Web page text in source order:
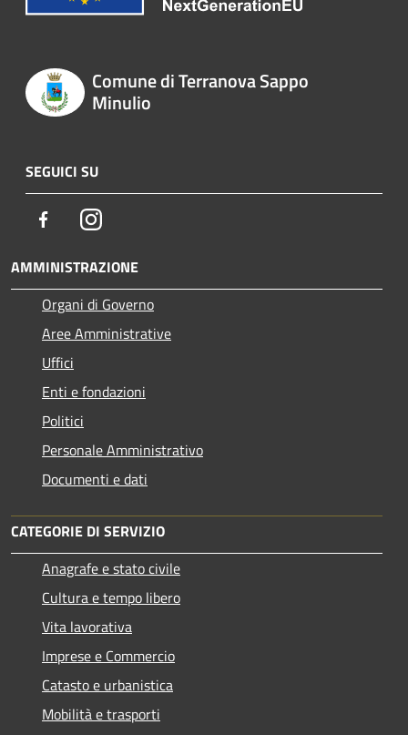
Comune di Terranova Sappo
Minulio
SEGUICI SU
FacebookInstagram
AMMINISTRAZIONE
Organi di Governo
Aree Amministrative
Uffici
Enti e fondazioni
Politici
Personale Amministrativo
Documenti e dati
CATEGORIE DI SERVIZIO
Anagrafe e stato civile
Cultura e tempo libero
Vita lavorativa
Imprese e Commercio
Catasto e urbanistica
Mobilità e trasporti